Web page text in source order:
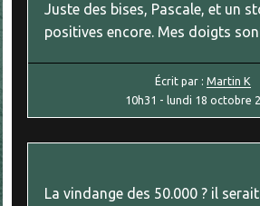
Juste des bises, Pascale, et un
positives encore. Mes doigts
Écrit par : Martin K
10h31 -lundi 18 octobre
La vindange des 50.000 ? il